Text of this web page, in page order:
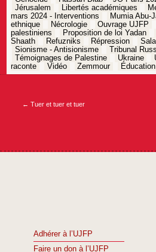
Jérusalem
Libertés académiques
mars 2024 - Interventions
Mumia Abu-
ethnique
Nécrologie Ouvrage UJFP
palestiniens
Proposition de loi Yadan
Shaath
Refuzniks Répression
Sionisme - Antisionisme
Tribunal
Témoignages de Palestine
Ukraine
raconte
Vidéo Zemmour Éducation
Navigation
← Tuer et tuer et tuer
Adhérer à l’UJFP
Faire un don à l’UJFP